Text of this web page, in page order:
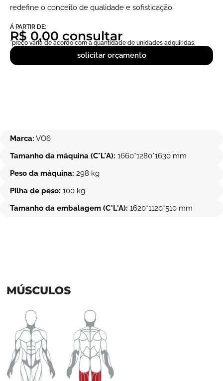
redefine o conceito de qualidade e sofisticação.
Á PARTIR DE:
R$ 0,00 consultar
*preço vária de acordo com a quantidade de unidades adquiridas.
solicitar orçamento
Marca: VO6
Tamanho da máquina (C*L*A): 1660*1280*1630 mm
Peso da máquina: 298 kg
Pilha de peso: 100 kg
Tamanho da embalagem (C*L*A): 1620*1120*510 mm